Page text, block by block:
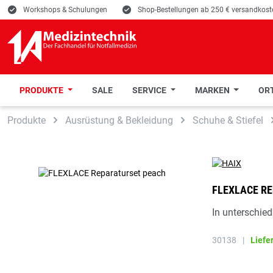
Zur Suche springen
Zur Hauptnavigation springen
E Workshops & Schulungen E Shop-Bestellungen ab 250 €
PRODUKTE SALE SERVICE MARKEN
Produkte Ausrüstung & Bekleidung Schuhe & Stiefel
FLEXLACE
In
30138 |